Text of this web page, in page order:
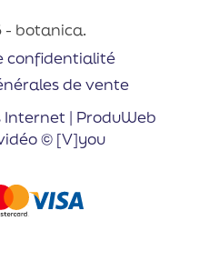
botanica.
confidentialité
de vente
| ProduWeb
© [V]you